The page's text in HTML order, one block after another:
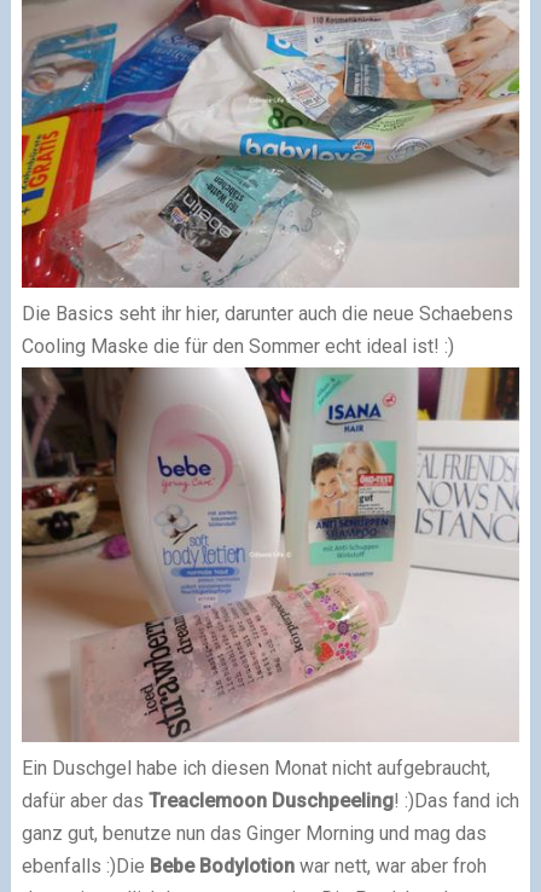
Die Basics seht ihr hier, darunter auch die neue Schaebens
Cooling Maske die für den Sommer echt ideal ist! :)
Ein Duschgel habe ich diesen Monat nicht aufgebraucht,
dafür aber das Treaclemoon Duschpeeling! :)Das fand ich
ganz gut, benutze nun das Ginger Morning und mag das
ebenfalls :)Die Bebe Bodylotionwar nett, war aber froh